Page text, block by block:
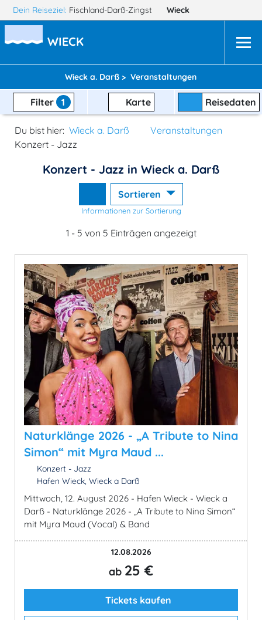
Dein Reiseziel: Fischland-Darß-Zingst Wieck
WIECK
Wieck a. Darß > Veranstaltungen
Filter 1 Karte Reisedaten
Du bist hier: Wieck a. Darß
Veranstaltungen
Konzert - Jazz
Konzert - Jazz in Wieck a. Darß
Sortieren
Informationen zur Sortierung
1 - 5 von 5 Einträgen angezeigt
Naturklänge 2026 - „A Tribute to Nina
Simon“ mit Myra Maud ...
Konzert - Jazz
Hafen Wieck, Wieck a Darß
Mittwoch, 12. August 2026 - Hafen Wieck - Wieck a
Darß - Naturklänge 2026 - „A Tribute to Nina Simon“
mit Myra Maud (Vocal) & Band
12.08.2026
ab 25 €
Tickets kaufen